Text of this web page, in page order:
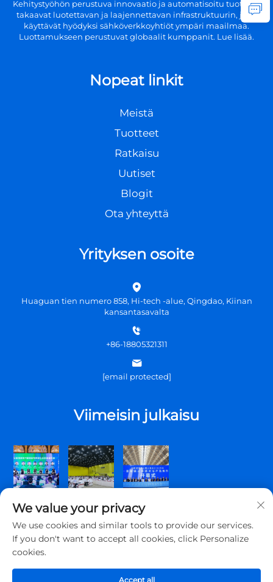
Kehitystyöhön perustuva innovaatio ja automatisoitu tuotanto
takaavat luotettavan ja laajennettavan infrastruktuurin, joita
käyttävät hyödyksi sähköverkkoyhtiöt ympäri maailmaa.
Luottamukseen perustuvat globaalit kumppanit. Lue lisää.
Nopeat linkit
Meistä
Tuotteet
Ratkaisu
Uutiset
Blogit
Ota yhteyttä
Yrityksen osoite
Huaguan tien numero 858, Hi-tech -alue, Qingdao, Kiinan
kansantasavalta
+86-18805321311
[email protected]
Viimeisin julkaisu
Ltd. Kaikki oikeudet pidätetään.
We value your privacy
We use cookies and similar tools to provide our services.
If you don't want to accept all cookies, click Personalize
cookies.
Accept all